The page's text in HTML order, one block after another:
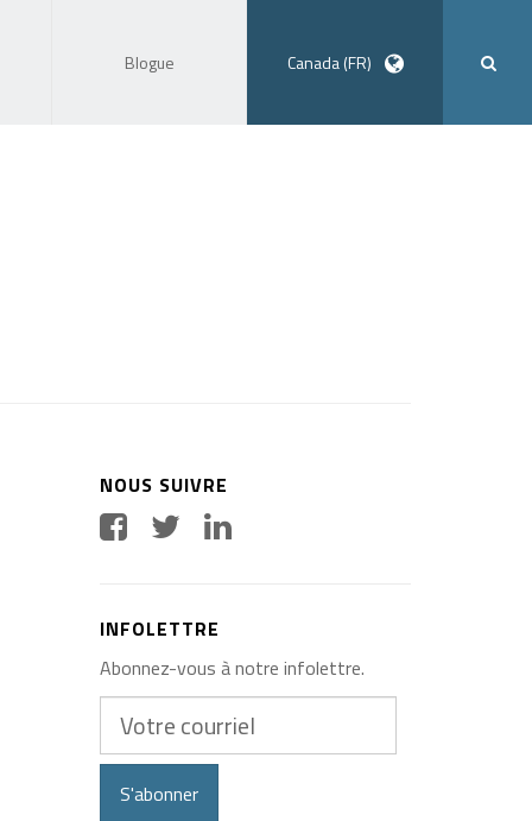
Blogue Canada (FR)
NOUS SUIVRE
INFOLETTRE
Abonnez-vous à notre infolettre.
courriel
S'abonner